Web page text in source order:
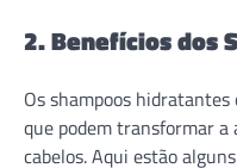
2. Benefícios dos
Os shampoos
que podem transformar a
cabelos. Aqui estão